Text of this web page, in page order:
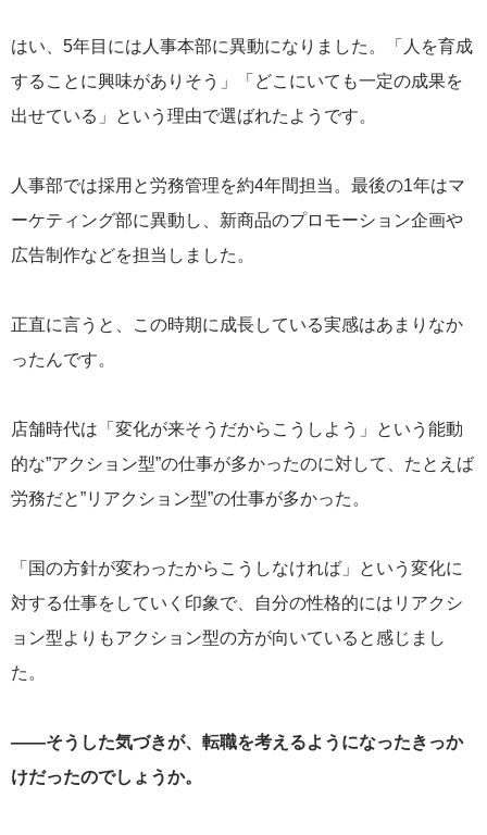
はい、5年目には人事本部に異動になりました。「人を育成
することに興味がありそう」「どこにいても一定の成果を
出せている」という理由で選ばれたようです。
人事部では採用と労務管理を約4年間担当。最後の1年はマ
ーケティング部に異動し、新商品のプロモーション企画や
広告制作などを担当しました。
正直に言うと、この時期に成長している実感はあまりなか
ったんです。
店舗時代は「変化が来そうだからこうしよう」という能動
的な”アクション型”の仕事が多かったのに対して、たとえば
労務だと”リアクション型”の仕事が多かった。
「国の方針が変わったからこうしなければ」という変化に
対する仕事をしていく印象で、自分の性格的にはリアクシ
ョン型よりもアクション型の方が向いていると感じまし
た。
——そうした気づきが、転職を考えるようになったきっか
けだったのでしょうか。